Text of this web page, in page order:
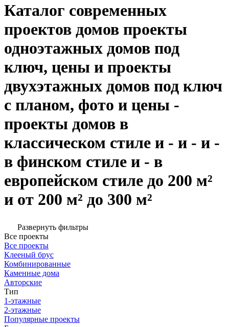
Каталог современных
проектов домов проекты
одноэтажных домов под
ключ, цены и проекты
двухэтажных домов под ключ
с планом, фото и цены -
проекты домов в
классическом стиле и - и - и -
в финском стиле и - в
европейском стиле до 200 м²
и от 200 м² до 300 м²
Развернуть фильтры
Все проекты
Все проекты
Клееный брус
Комбинированные
Каменные дома
Авторские
Тип
1-этажные
2-этажные
Популярные проекты